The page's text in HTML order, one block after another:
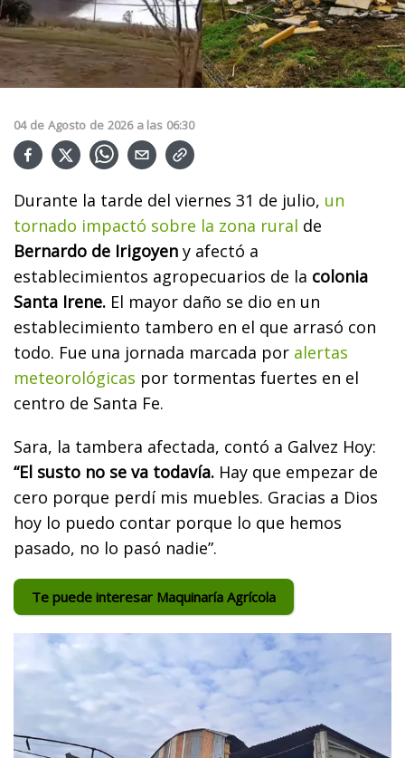
04 de Agosto de 2026 a las 06:30
Durante la tarde del viernes 31 de julio, un
tornado impactó sobre la zona rural de
Bernardo de Irigoyen y afectó a
establecimientos agropecuarios de la colonia
Santa Irene. El mayor daño se dio en un
establecimiento tambero en el que arrasó con
todo. Fue una jornada marcada por alertas
meteorológicas por tormentas fuertes en el
centro de Santa Fe.
Sara, la tambera afectada, contó a Galvez Hoy:
“El susto no se va todavía. Hay que empezar de
cero porque perdí mis muebles. Gracias a Dios
hoy lo puedo contar porque lo que hemos
pasado, no lo pasó nadie”.
Te puede interesar Maquinaría Agrícola